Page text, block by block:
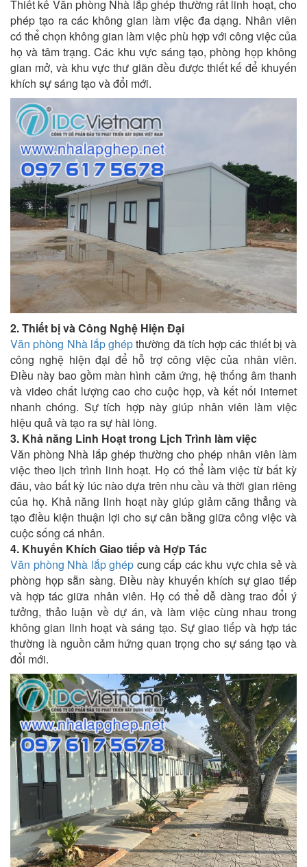
Thiết kế Văn phòng Nhà lắp ghép thường rất linh hoạt, cho
phép tạo ra các không gian làm việc đa dạng. Nhân viên
có thể chọn không gian làm việc phù hợp với công việc của
họ và tâm trạng. Các khu vực sáng tạo, phòng họp không
gian mở, và khu vực thư giãn đều được thiết kế để khuyến
khích sự sáng tạo và đổi mới.
2. Thiết bị và Công Nghệ Hiện Đại
Văn phòng Nhà lắp ghépthường đã tích hợp các thiết bị và
công nghệ hiện đại để hỗ trợ công việc của nhân viên.
Điều này bao gồm màn hình cảm ứng, hệ thống âm thanh
và video chất lượng cao cho cuộc họp, và kết nối internet
nhanh chóng. Sự tích hợp này giúp nhân viên làm việc
hiệu quả và tạo ra sự hài lòng.
3. Khả năng Linh Hoạt trong Lịch Trình làm việc
Văn phòng Nhà lắp ghép thường cho phép nhân viên làm
việc theo lịch trình linh hoạt. Họ có thể làm việc từ bất kỳ
đâu, vào bất kỳ lúc nào dựa trên nhu cầu và thời gian riêng
của họ. Khả năng linh hoạt này giúp giảm căng thẳng và
tạo điều kiện thuận lợi cho sự cân bằng giữa công việc và
cuộc sống cá nhân.
4. Khuyến Khích Giao tiếp và Hợp Tác
Văn phòng Nhà lắp ghép cung cấp các khu vực chia sẻ và
phòng họp sẵn sàng. Điều này khuyến khích sự giao tiếp
và hợp tác giữa nhân viên. Họ có thể dễ dàng trao đổi ý
tưởng, thảo luận về dự án, và làm việc cùng nhau trong
không gian linh hoạt và sáng tạo. Sự giao tiếp và hợp tác
thường là nguồn cảm hứng quan trọng cho sự sáng tạo và
đổi mới.